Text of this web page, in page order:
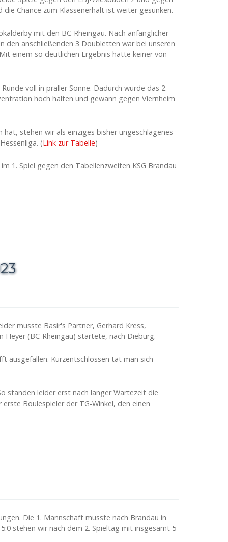
die Chance zum Klassenerhalt ist weiter gesunken.
mit den BC-Rheingau. Nach anfänglicher
den anschließenden 3 Doubletten war bei unseren
einem so deutlichen Ergebnis hatte keiner von
voll in praller Sonne. Dadurch wurde das 2.
hoch halten und gewann gegen Viernheim
stehen wir als einziges bisher ungeschlagenes
(Link zur Tabelle)
1. Spiel gegen den Tabellenzweiten KSG Brandau
musste Basir's Partner, Gerhard Kress,
(BC-Rheingau) startete, nach Dieburg.
ausgefallen. Kurzentschlossen tat man sich
standen leider erst nach langer Wartezeit die
Boulespieler der TG-Winkel, den einen
Die 1. Mannschaft musste nach Brandau in
stehen wir nach dem 2. Spieltag mit insgesamt 5